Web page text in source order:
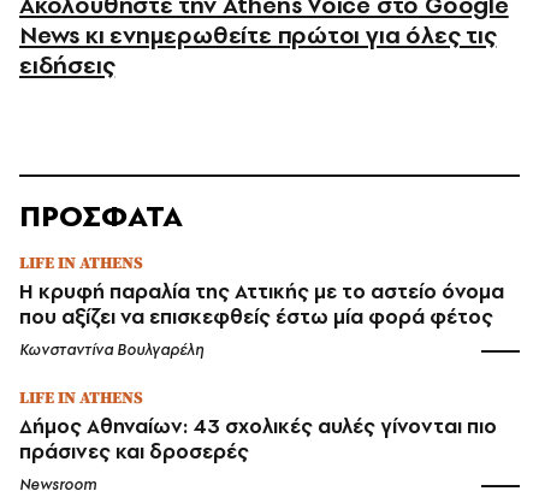
News κι ενημερωθείτε πρώτοι για όλες τις
ειδήσεις
ΠΡΟΣΦΑΤΑ
LIFE IN ATHENS
Η κρυφή παραλία της Αττικής με το αστείο όνομα
που αξίζει να επισκεφθείς έστω μία φορά φέτος
Κωνσταντίνα Βουλγαρέλη
LIFE IN ATHENS
Δήμος Αθηναίων: 43 σχολικές αυλές γίνονται πιο
πράσινες και δροσερές
Newsroom